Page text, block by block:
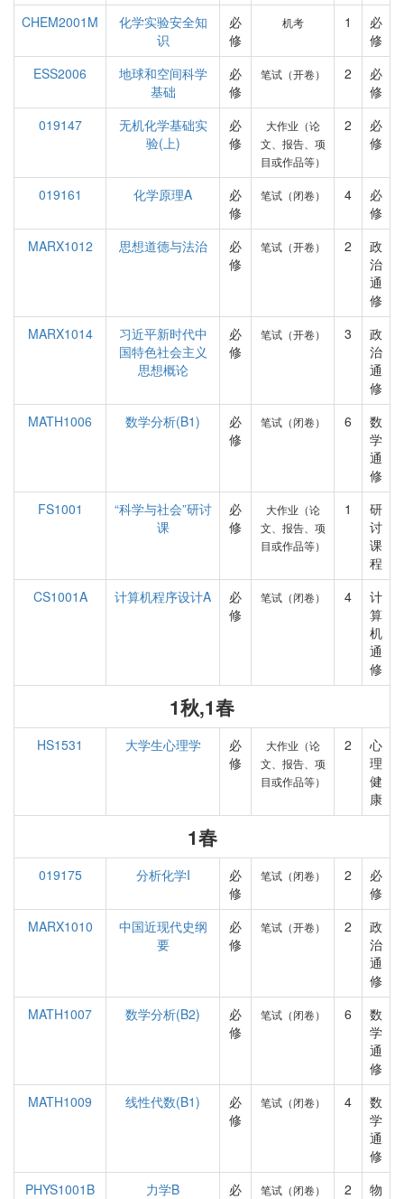
CHEM2001M
化学实验安全知
识
必
修
机考 1
必
修
ESS2006
地球和空间科学
基础
必
修
笔试（开卷） 2
必
修
019147
无机化学基础实
验(上)
必
修
大作业（论
文、报告、项
目或作品等）
2
必
修
019161 化学原理A
必
修
笔试（闭卷） 4
必
修
MARX1012
思想道德与法治
必
修
笔试（开卷） 2
政
治
通
修
MARX1014
习近平新时代中
国特色社会主义
思想概论
必
修
笔试（开卷） 3
政
治
通
修
MATH1006
数学分析(B1)
必
修
笔试（闭卷） 6
数
学
通
修
FS1001
“科学与社会”研讨
课
必
修
大作业（论
文、报告、项
目或作品等）
1
研
讨
课
程
CS1001A
计算机程序设计A
必
修
笔试（闭卷） 4
计
算
机
通
修
1秋,1春
HS1531 大学生心理学
必
修
大作业（论
文、报告、项
目或作品等）
2
心
理
健
康
1春
019175 分析化学I
必
修
笔试（闭卷） 2
必
修
MARX1010
中国近现代史纲
要
必
修
笔试（开卷） 2
政
治
通
修
MATH1007
数学分析(B2)
必
修
笔试（闭卷） 6
数
学
通
修
MATH1009
线性代数(B1)
必
修
笔试（闭卷） 4
数
学
通
修
PHYS1001B
力学B
必
笔试（闭卷） 2
物